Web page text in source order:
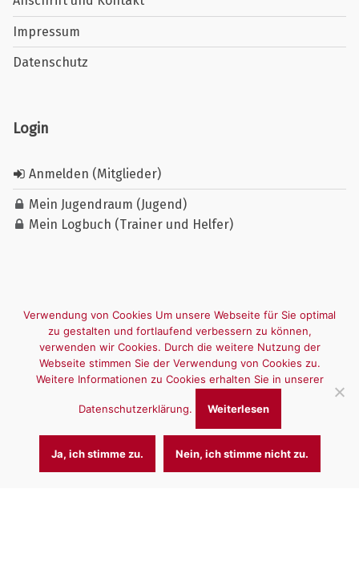
Impressum
Datenschutz
Login
Anmelden (Mitglieder)
Mein Jugendraum (Jugend)
Mein Logbuch (Trainer und Helfer)
Verwendung von Cookies Um unsere Webseite für Sie optimal
zu gestalten und fortlaufend verbessern zu können,
verwenden wir Cookies. Durch die weitere Nutzung der
Webseite stimmen Sie der Verwendung von Cookies zu.
Weitere Informationen zu Cookies erhalten Sie in unserer
Datenschutzerklärung. Weiterlesen
Ja, ich stimme zu. Nein, ich stimme nicht zu.